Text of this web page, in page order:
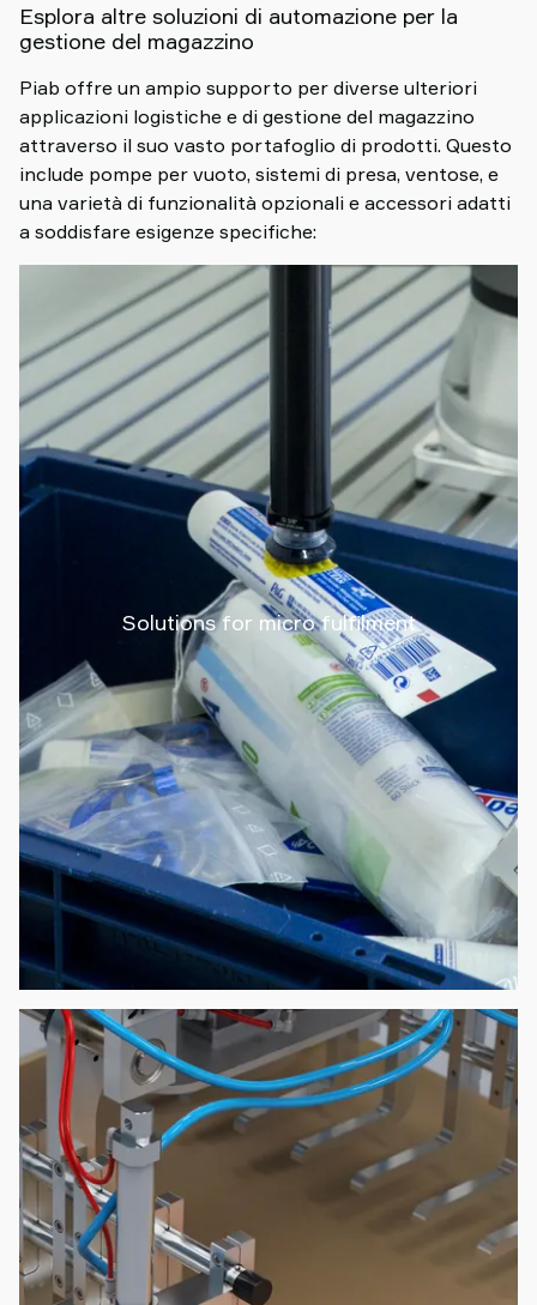
Esplora altre soluzioni di automazione per la
gestione del magazzino
Piab offre un ampio supporto per diverse ulteriori
applicazioni logistiche e di gestione del magazzino
attraverso il suo vasto portafoglio di prodotti. Questo
include pompe per vuoto, sistemi di presa, ventose, e
una varietà di funzionalità opzionali e accessori adatti
a soddisfare esigenze specifiche:
Solutions for micro fulfilment